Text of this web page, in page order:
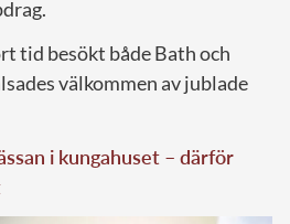
tid besökt både Bath och
välkommen av jublade
i kungahuset – därför